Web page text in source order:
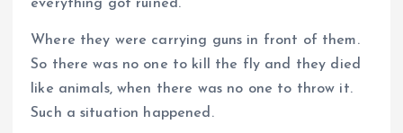
everything got ruined.
Where they were carrying guns in front of them.
So there was no one to kill the fly and they died
like animals, when there was no one to throw it.
Such a situation happened.